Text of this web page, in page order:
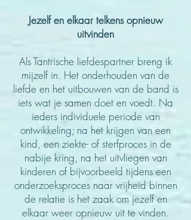
Jezelf en elkaar telkens opnieuw
uitvinden
Als Tantrische liefdespartner breng ik
mijzelf in. Het onderhouden van de
liefde en het uitbouwen van de band is
iets wat je samen doet en voedt. Na
ieders individuele periode van
ontwikkeling; na het krijgen van een
kind, een ziekte- of sterfproces in de
nabije kring, na het uitvliegen van
kinderen of bijvoorbeeld tijdens een
onderzoeksproces naar vrijheid binnen
de relatie is het zaak om jezelf en
elkaar weer opnieuw uit te vinden.